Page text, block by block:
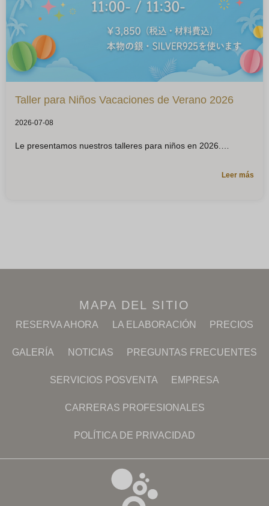
Taller para Niños Vacaciones de Verano 2026
2026-07-08
Le presentamos nuestros talleres para niños en 2026.
Leer más
MAPA DEL SITIO
RESERVA AHORA LA ELABORACIÓN PRECIOS
GALERÍA NOTICIAS PREGUNTAS FRECUENTES
SERVICIOS POSVENTA EMPRESA
CARRERAS PROFESIONALES
POLÍTICA DE PRIVACIDAD